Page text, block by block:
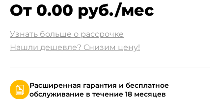
От 0.00 руб./мес
Узнать больше о рассрочке
Нашли дешевле? Снизим цену!
Расширенная гарантия и бесплатное
обслуживание в течение 18 месяцев